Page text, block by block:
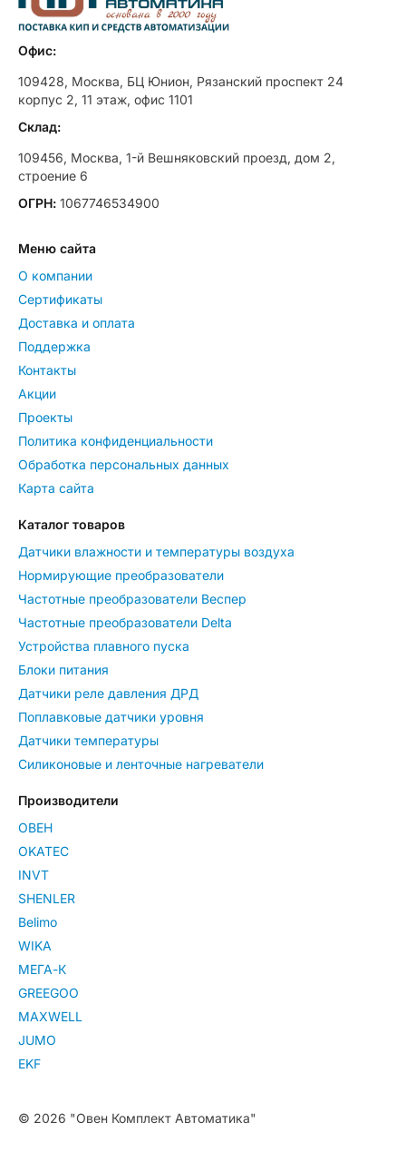
Офис:
109428, Москва, БЦ Юнион, Рязанский проспект 24
корпус 2, 11 этаж, офис 1101
Склад:
109456, Москва, 1-й Вешняковский проезд, дом 2,
строение 6
ОГРН: 1067746534900
Меню сайта
О компании
Сертификаты
Доставка и оплата
Поддержка
Контакты
Акции
Проекты
Политика конфиденциальности
Обработка персональных данных
Карта сайта
Каталог товаров
Датчики влажности и температуры воздуха
Нормирующие преобразователи
Частотные преобразователи Веспер
Частотные преобразователи Delta
Устройства плавного пуска
Блоки питания
Датчики реле давления ДРД
Поплавковые датчики уровня
Датчики температуры
Силиконовые и ленточные нагреватели
Производители
ОВЕН
OKATEC
INVT
SHENLER
Belimo
WIKA
МЕГА-К
GREEGOO
MAXWELL
JUMO
EKF
© 2026 "Овен Комплект Автоматика"